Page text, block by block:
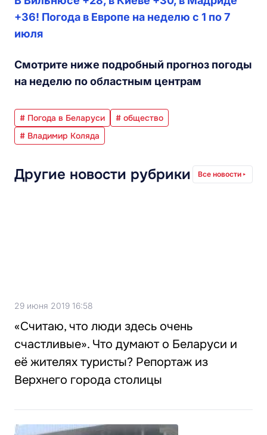
+36! Погода в Европе на неделю с 1 по 7
июля
Смотрите ниже подробный прогноз погоды
на неделю по областным центрам
# Погода в Беларуси
# общество
# Владимир Коляда
Другие новости рубрики Все новости
29 июня 2019 16:58
«Считаю, что люди здесь очень
счастливые». Что думают о Беларуси и
её жителях туристы? Репортаж из
Верхнего города столицы